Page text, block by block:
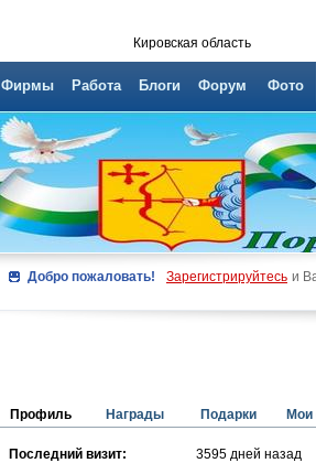
Кировская область
Фирмы Работа Блоги Форум Фото
Добро пожаловать! Зарегистрируйтесь и
Профиль Награды Подарки Мои
Последний визит:
3595 дней назад